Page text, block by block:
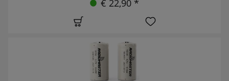
€ 22,90 *